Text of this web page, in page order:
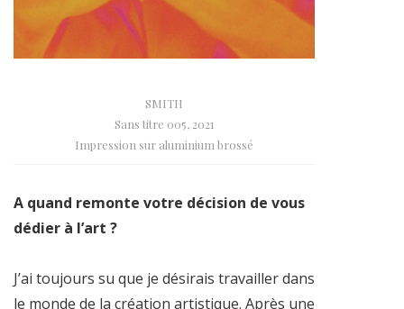
SMITH
Sans titre 005, 2021
Impression sur aluminium brossé
A quand remonte votre décision de vous
dédier à l’art ?
J’ai toujours su que je désirais travailler dans
le monde de la création artistique. Après une